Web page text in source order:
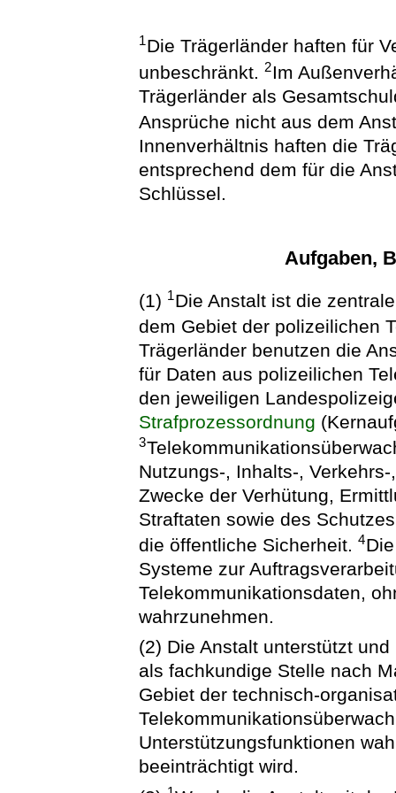
1Die Trägerländer haften für
unbeschränkt.2Im
Trägerländer als
Ansprüche nicht aus dem
Innenverhältnis haften die
entsprechend dem für die
Schlüssel.
Aufgaben,
(1) 1Die Anstalt ist die
dem Gebiet der polizeilichen
Trägerländer benutzen die
für Daten aus polizeilichen
den jeweiligen
Strafprozessordnung
3
Nutzungs-, Inhalts-,
Zwecke der Verhütung,
Straftaten sowie des
die öffentliche Sicherheit.4
Systeme zur
Telekommunikationsdaten,
wahrzunehmen.
(2) Die Anstalt unterstützt
als fachkundige Stelle nach
Gebiet der technisch-
Unterstützungsfunktionen
beeinträchtigt wird.